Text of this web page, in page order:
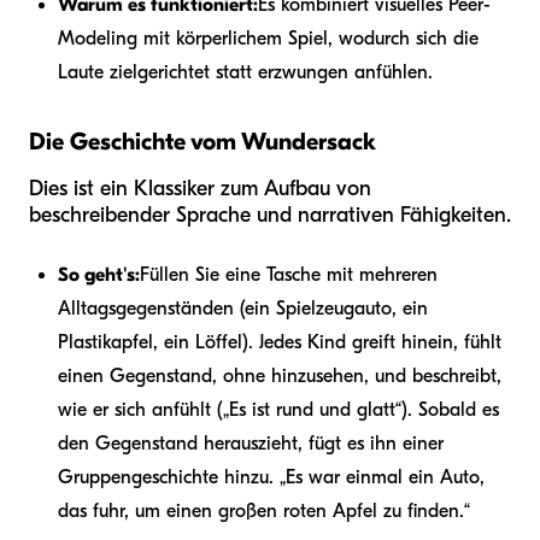
Warum es funktioniert:Es kombiniert visuelles Peer-
Modeling mit körperlichem Spiel, wodurch sich die
Laute zielgerichtet statt erzwungen anfühlen.
Die Geschichte vom Wundersack
Dies ist ein Klassiker zum Aufbau von
beschreibender Sprache und narrativen Fähigkeiten.
So geht's:Füllen Sie eine Tasche mit mehreren
Alltagsgegenständen (ein Spielzeugauto, ein
Plastikapfel, ein Löffel). Jedes Kind greift hinein, fühlt
einen Gegenstand, ohne hinzusehen, und beschreibt,
wie er sich anfühlt („Es ist rund und glatt“). Sobald es
den Gegenstand herauszieht, fügt es ihn einer
Gruppengeschichte hinzu. „Es war einmal ein Auto,
das fuhr, um einen großen roten Apfel zu finden.“